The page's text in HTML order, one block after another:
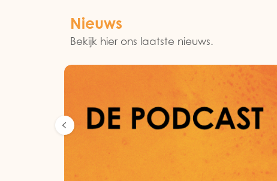
Nieuws
Bekijk hier ons laatste nieuws.